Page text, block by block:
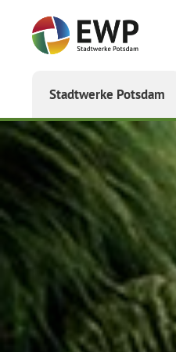
Startseite
Stadtwerke Potsdam
in
Preise,